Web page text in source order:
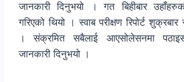
जानकारी दिनुभयो । गत बिहीबार
गरिएको थियो । स्वाब परीक्षण रिपोर्ट
। संक्रमित सबैलाई आएसोलेसनमा
जानकारी दिनुभयो ।